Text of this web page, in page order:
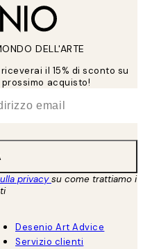
DELL'ARTE
il 15% di sconto su
acquisto!
privacysu come trattiamo i
Desenio Art Advice
Servizio clienti